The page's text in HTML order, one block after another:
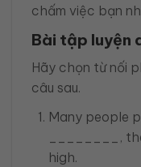
chấm việc bạn
Bài tập luyện
Hãy chọn từ nối
câu sau.
Many people
________,
high.